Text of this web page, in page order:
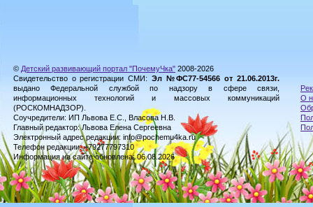
© Детский развивающий портал "ПочемуЧка" 2008-2026
Свидетельство о регистрации СМИ: Эл №ФС77-54566 от 21.06.2013г.
выдано Федеральной службой по надзору в сфере связи,
информационных технологий и массовых коммуникаций
(РОСКОМНАДЗОР).
Соучредители: ИП Львова Е.С., Власова Н.В.
Главный редактор: Львова Елена Сергеевна
Электронный адрес редакции: info@pochemu4ka.ru
Телефон редакции: +79277797310
Информация на сайте обновлена: 06.08.2026
О